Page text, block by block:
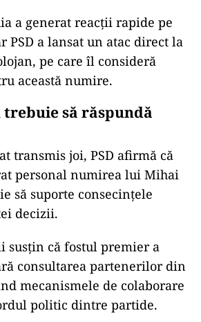
a generat reacții rapide pe
PSD a lansat un atac direct la
pe care îl consideră
această numire.
trebuie să răspundă
transmis joi, PSD afirmă că
personal numirea lui Mihai
să suporte consecințele
decizii.
susțin că fostul premier a
consultarea partenerilor din
mecanismele de colaborare
politic dintre partide.